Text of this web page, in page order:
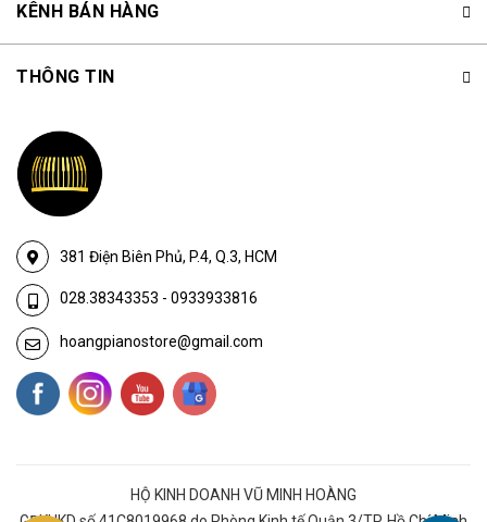
KÊNH BÁN HÀNG
381 Điện Biên Phủ, P.4, Q.3, HCM
028.38343353 - 0933933816
hoangpianostore@gmail.com
THÔNG TIN
HỘ KINH DOANH VŨ MINH HOÀNG